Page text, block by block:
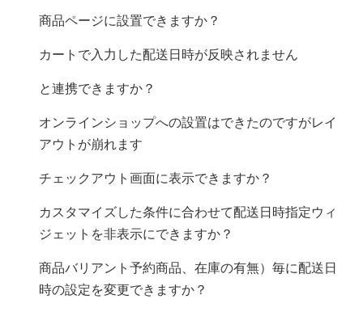
商品ページに設置できますか？
カートで入力した配送日時が反映されません
All in Giftと連携できますか？
オンラインショップへの設置はできたのですがレイ
アウトが崩れます
チェックアウト画面に表示できますか？
カスタマイズした条件に合わせて配送日時指定ウィ
ジェットを非表示にできますか？
商品バリアント(予約商品、在庫の有無）毎に配送日
時の設定を変更できますか？